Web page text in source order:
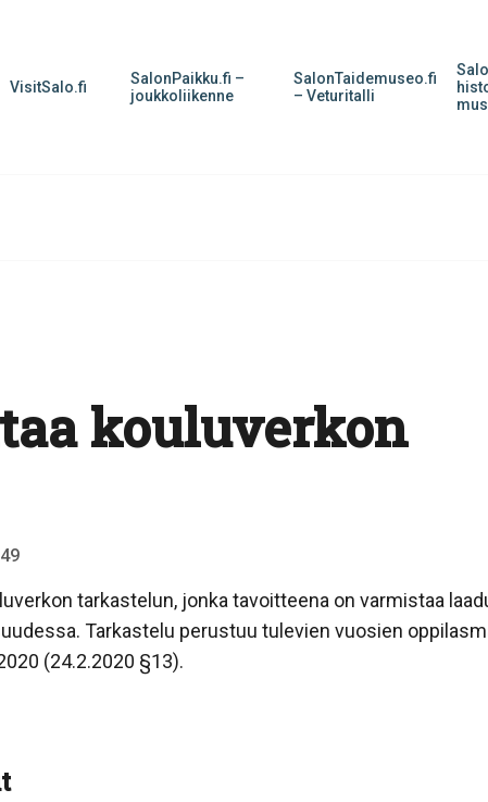
VisitSalo.fi
SalonPaikku.fi –
joukkoliikenne
SalonTaidemuseo.fi
– Veturitalli
kouluverkon
tarkastelun, jonka tavoitteena on varmistaa
Tarkastelu perustuu tulevien vuosien
(24.2.2020 §13).